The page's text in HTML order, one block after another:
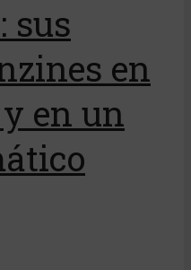
sus
en
en un